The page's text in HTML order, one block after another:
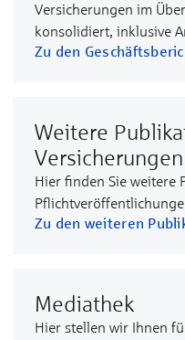
Versicherungen im
konsolidiert, inklusive
Zu den
Weitere
Versicherungen
Hier finden Sie weitere
Zu den weiteren
Mediathek
Hier stellen wir Ihnen